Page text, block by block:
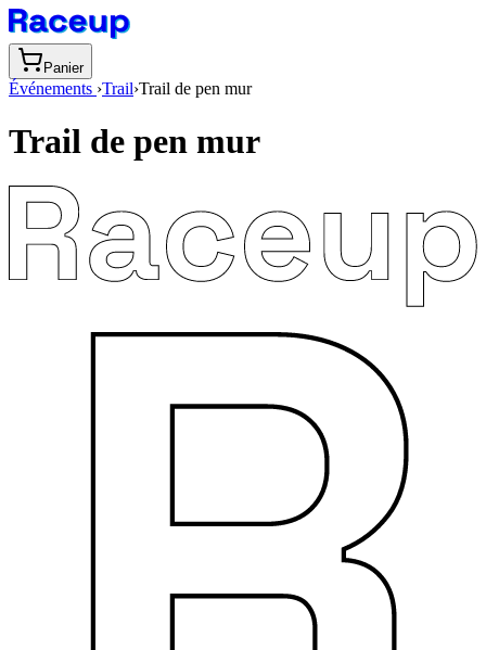
Panier
Événements ›Trail›Trail de pen mur
Trail de pen mur